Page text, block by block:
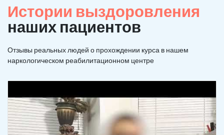
Истории выздоровления
наших пациентов
Отзывы реальных людей о прохождении курса в нашем
наркологическом реабилитационном центре